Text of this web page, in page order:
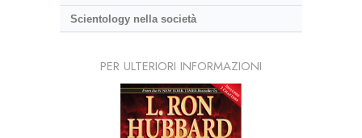
Scientology nella società
PER ULTERIORI INFORMAZIONI